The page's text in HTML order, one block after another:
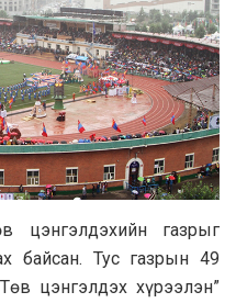
цэнгэлдэхийн газрыг
байсан. Тус газрын 49
цэнгэлдэх хүрээлэн”